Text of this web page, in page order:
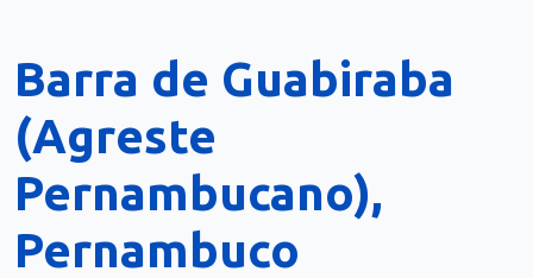
Barra de Guabiraba
(Agreste
Pernambucano),
Pernambuco